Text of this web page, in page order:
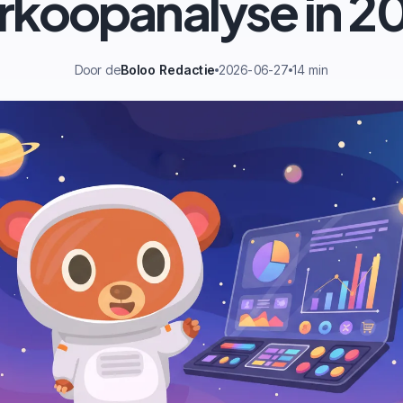
Door deBoloo Redactie 2026-06-27 14 min